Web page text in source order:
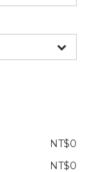
NT$0
NT$0